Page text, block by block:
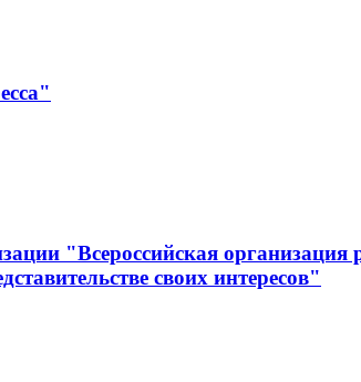
"Всероссийская организация
своих интересов"